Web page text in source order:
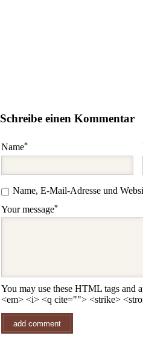
Schreibe einen Kommentar
Name*
Name, E-Mail-Adresse und
Your message*
You may use these HTML tags
<em> <i> <q cite=""> <strike>